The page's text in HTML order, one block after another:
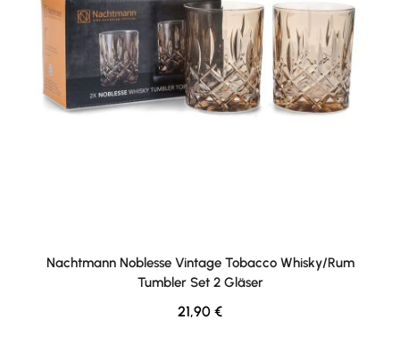
Nachtmann Noblesse Vintage Tobacco Whisky/Rum
Tumbler Set 2 Gläser
Regulärer Preis:
21,90 €